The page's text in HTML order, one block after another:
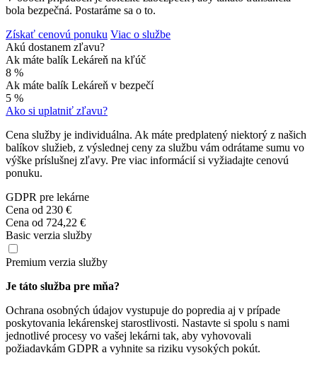
bola bezpečná. Postaráme sa o to.
Získať cenovú ponuku Viac o službe
Akú dostanem zľavu?
Ak máte balík Lekáreň na kľúč
8 %
Ak máte balík Lekáreň v bezpečí
5 %
Ako si uplatniť zľavu?
Cena služby je individuálna. Ak máte predplatený niektorý z našich
balíkov služieb, z výslednej ceny za službu vám odrátame sumu vo
výške príslušnej zľavy. Pre viac informácií si vyžiadajte cenovú
ponuku.
GDPR pre lekárne
Cena od 230 €
Cena od 724,22 €
Basic verzia služby
Premium verzia služby
Je táto služba pre mňa?
Ochrana osobných údajov vystupuje do popredia aj v prípade
poskytovania lekárenskej starostlivosti. Nastavte si spolu s nami
jednotlivé procesy vo vašej lekárni tak, aby vyhovovali
požiadavkám GDPR a vyhnite sa riziku vysokých pokút.